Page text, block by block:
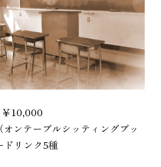
10,000
ンテーブルシッティングブッ
リンク5種